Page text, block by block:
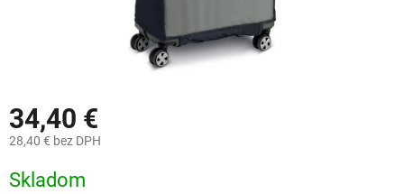
34,40 €
28,40 € bez DPH
cena:
Skladom